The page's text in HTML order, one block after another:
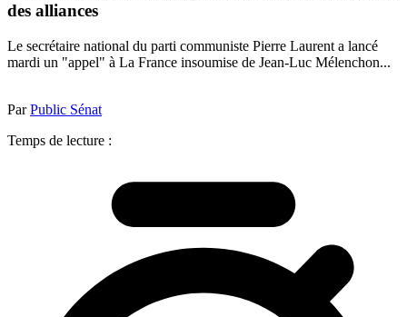
des alliances
Le secrétaire national du parti communiste Pierre Laurent a lancé
mardi un "appel" à La France insoumise de Jean-Luc Mélenchon...
ParPublic Sénat
Temps de lecture :